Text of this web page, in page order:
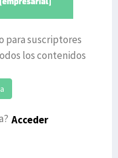
para suscriptores
los contenidos
Acceder